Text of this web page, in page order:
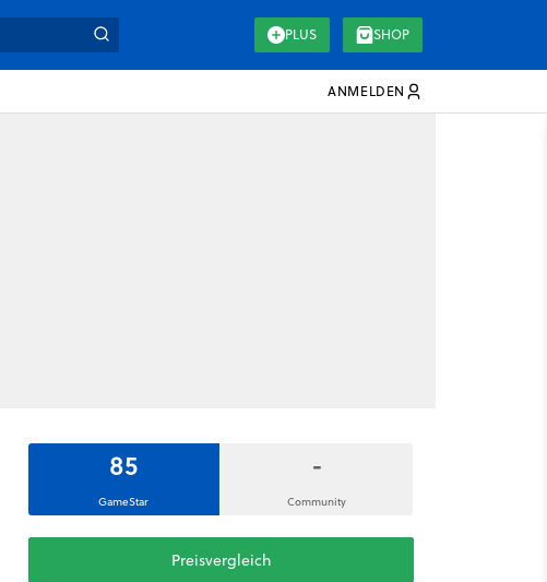
PLUS SHOP
ANMELDEN
85
GameStar
-
Community
Preisvergleich